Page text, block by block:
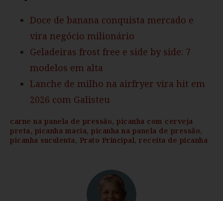
Doce de banana conquista mercado e
vira negócio milionário
Geladeiras frost free e side by side: 7
modelos em alta
Lanche de milho na airfryer vira hit em
2026 com Galisteu
carne na panela de pressão, picanha com cerveja
preta, picanha macia, picanha na panela de pressão,
picanha suculenta, Prato Principal, receita de picanha